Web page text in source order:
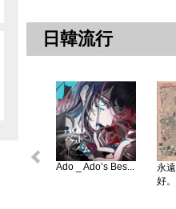
日韓流行
Ado _ Ado’s Bes...
永
好